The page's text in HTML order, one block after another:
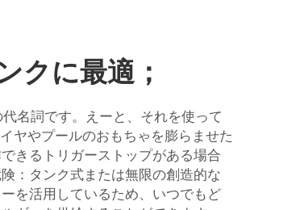
クに最適；
名詞です。えーと、それを使って
ヤやプールのおもちゃを膨らませた
きるトリガーストップがある場合
：タンク式または無限の創造的な
を活用しているため、いつでもど